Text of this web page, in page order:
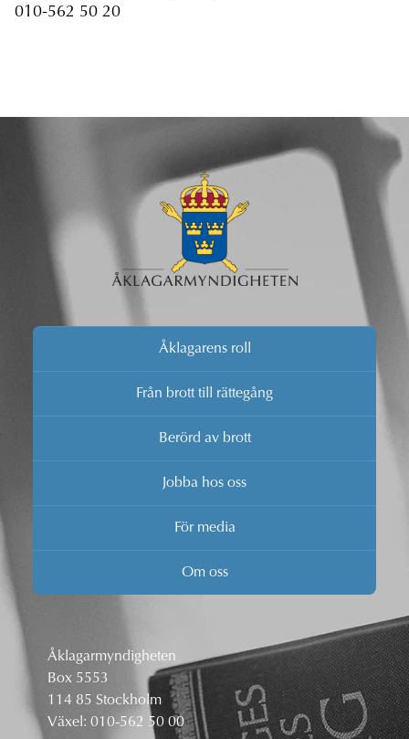
010-562 50 20
Åklagarens roll
Från brott till rättegång
Berörd av brott
Jobba hos oss
För media
Om oss
Åklagarmyndigheten
Box 5553
114 85 Stockholm
Växel: 010-562 50 00